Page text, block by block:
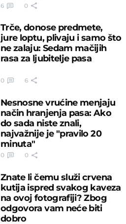
6 0
Trče, donose predmete,
jure loptu, plivaju i samo što
ne zalaju: Sedam mačijih
rasa za ljubitelje pasa
0 6
Nesnosne vrućine menjaju
način hranjenja pasa: Ako
do sada niste znali,
najvažnije je "pravilo 20
minuta"
0 0
Znate li čemu služi crvena
kutija ispred svakog kaveza
na ovoj fotografiji? Zbog
odgovora vam neće biti
dobro